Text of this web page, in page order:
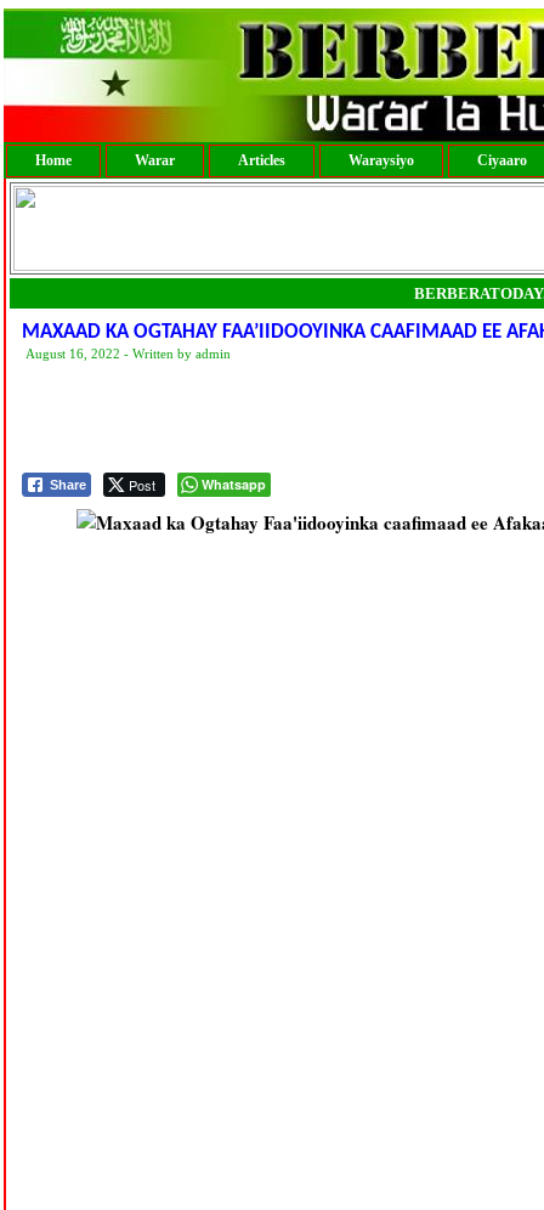
Home Warar Articles Waraysiyo Ciyaaro
MAXAAD KA OGTAHAY FAA’IIDOOYINKA CAAFIMAAD EE
August 16, 2022 - Written by admin
Share Post Whatsapp